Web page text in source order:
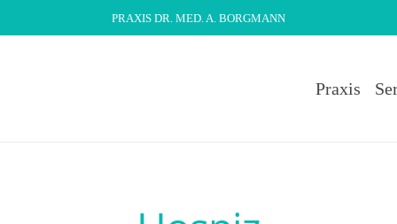
PRAXIS DR. MED. A. BORGMANN
Praxis